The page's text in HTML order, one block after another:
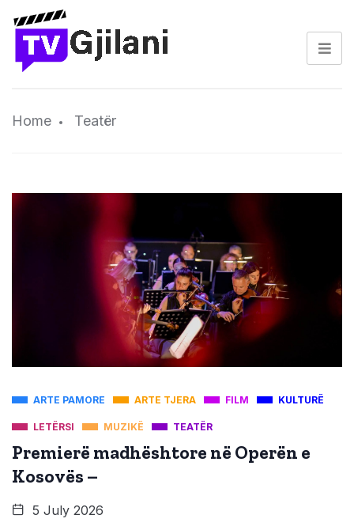
Home Teatër
ARTE PAMORE ARTE TJERA FILM KULTURË
LETËRSI MUZIKË TEATËR
Premierë madhështore në Operën e
Kosovës –
5 July 2026